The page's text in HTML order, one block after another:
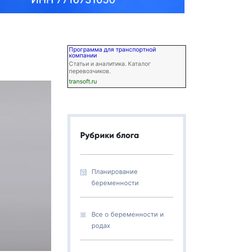
Программа для транспортной
компании
Статьи и аналитика. Каталог
перевозчиков.
transoft.ru
Рубрики блога
Планирование
беременности
Все о беременности и
родах